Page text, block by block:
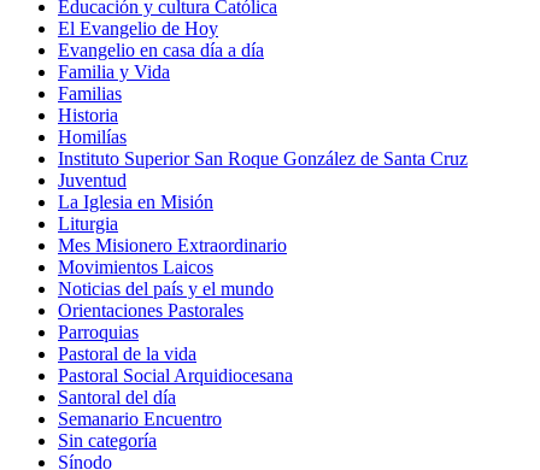
Educación y cultura Católica
El Evangelio de Hoy
Evangelio en casa día a día
Familia y Vida
Familias
Historia
Homilías
Instituto Superior San Roque González de Santa Cruz
Juventud
La Iglesia en Misión
Liturgia
Mes Misionero Extraordinario
Movimientos Laicos
Noticias del país y el mundo
Orientaciones Pastorales
Parroquias
Pastoral de la vida
Pastoral Social Arquidiocesana
Santoral del día
Semanario Encuentro
Sin categoría
Sínodo